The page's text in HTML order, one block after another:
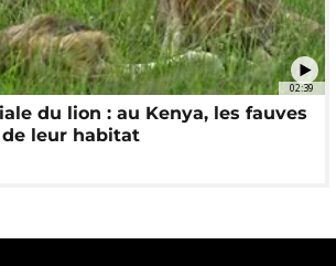
02:39
du lion : au Kenya, les fauves
leur habitat